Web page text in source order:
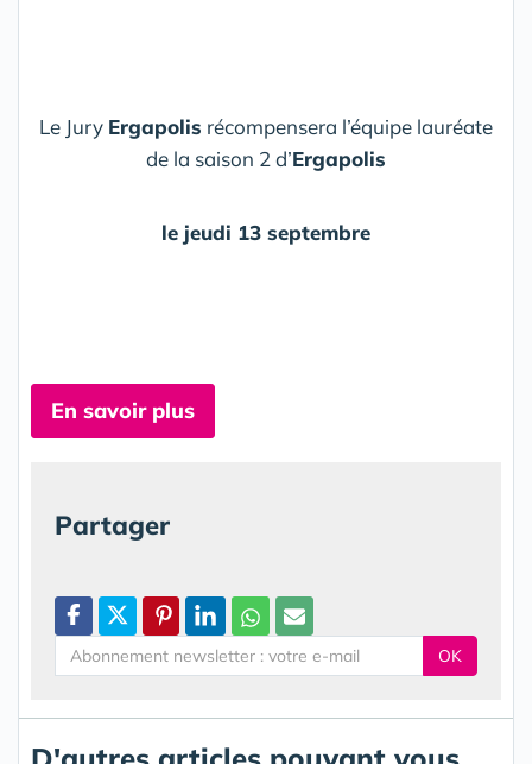
Le Jury Ergapolis récompensera l’équipe lauréate
de la saison 2 d’Ergapolis
le jeudi 13 septembre
En savoir plus
Partager
OK